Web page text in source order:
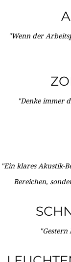
"Wenn der
"Denke immer
"Ein klares Akustik-
Bereichen,